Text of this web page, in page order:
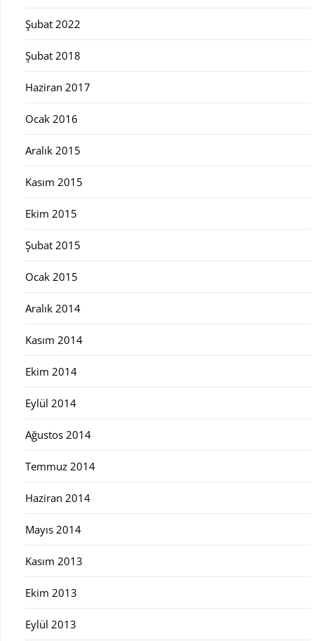
Şubat 2022
Şubat 2018
Haziran 2017
Ocak 2016
Aralık 2015
Kasım 2015
Ekim 2015
Şubat 2015
Ocak 2015
Aralık 2014
Kasım 2014
Ekim 2014
Eylül 2014
Ağustos 2014
Temmuz 2014
Haziran 2014
Mayıs 2014
Kasım 2013
Ekim 2013
Eylül 2013